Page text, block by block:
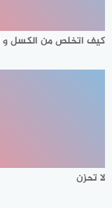
لا تحزن